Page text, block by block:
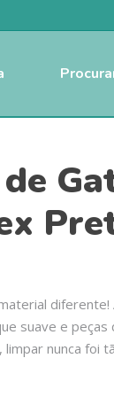
diferente!
suave e peças
nunca foi